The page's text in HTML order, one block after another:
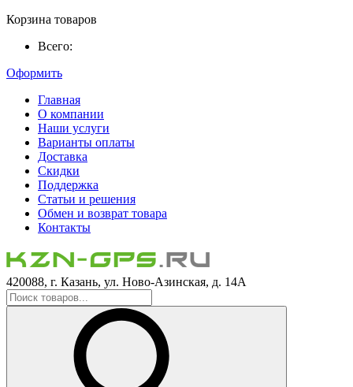
Корзина товаров
Всего:
Оформить
Главная
О компании
Наши услуги
Варианты оплаты
Доставка
Скидки
Поддержка
Статьи и решения
Обмен и возврат товара
Контакты
420088, г. Казань, ул. Ново-Азинская, д. 14А